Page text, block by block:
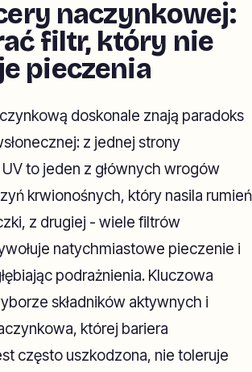
naczynkowej:
filtr, który nie
pieczenia
doskonale znają paradoks
z jednej strony
to jeden z głównych wrogów
krwionośnych, który nasila rumień
z drugiej - wiele filtrów
natychmiastowe pieczenie i
podrażnienia. Kluczowa
składników aktywnych i
której bariera
często uszkodzona, nie toleruje